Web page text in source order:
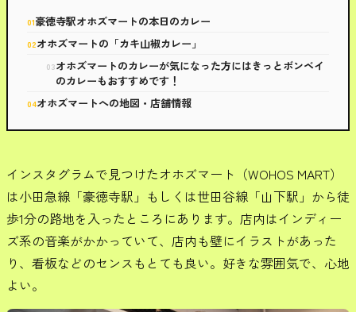
豪徳寺駅オホズマートの本日のカレー
オホズマートの「カキ山椒カレー」
オホズマートのカレーが気になった方にはきっとボンベイ
のカレーもおすすめです！
オホズマートへの地図・店舗情報
インスタグラムで見つけたオホズマート（WOHOS MART）
は小田急線「豪徳寺駅」もしくは世田谷線「山下駅」から徒
歩1分の路地を入ったところにあります。店内はインディー
ズ系の音楽がかかっていて、店内も壁にイラストがあった
り、看板などのセンスもとても良い。好きな雰囲気で、心地
よい。